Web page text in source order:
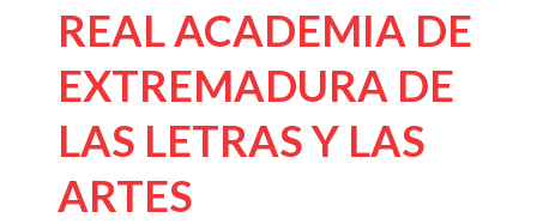
REAL ACADEMIA DE
EXTREMADURA DE
LAS LETRAS Y LAS
ARTES